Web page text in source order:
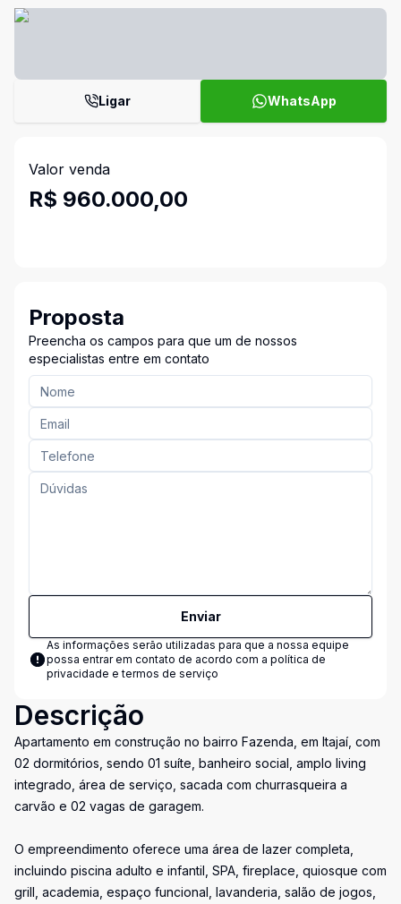
Ligar WhatsApp
Valor venda
R$ 960.000,00
Proposta
Preencha os campos para que um de nossos
especialistas entre em contato
Enviar
As informações serão utilizadas para que a nossa equipe
possa entrar em contato de acordo com a política de
privacidade e termos de serviço
Descrição
Apartamento em construção no bairro Fazenda, em Itajaí, com
02 dormitórios, sendo 01 suíte, banheiro social, amplo living
integrado, área de serviço, sacada com churrasqueira a
carvão e 02 vagas de garagem.
O empreendimento oferece uma área de lazer completa,
incluindo piscina adulto e infantil, SPA, fireplace, quiosque com
grill, academia, espaço funcional, lavanderia, salão de jogos,